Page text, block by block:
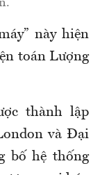
này hiện
toán Lượng
thành lập
và Đại
bố hệ thống